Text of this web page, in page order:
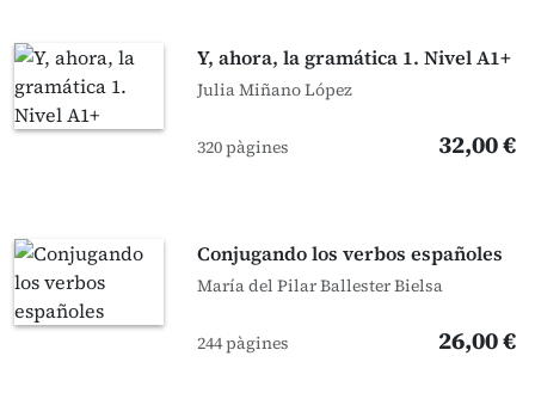
Y, ahora, la gramática 1. Nivel A1+
Julia Miñano López
320 pàgines 32,00 €
Conjugando los verbos españoles
María del Pilar Ballester Bielsa
244 pàgines 26,00 €